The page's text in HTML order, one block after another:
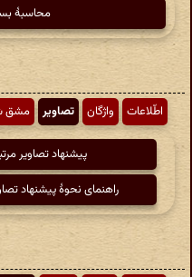
محاسبهٔ
اطّلاعات واژگان تصاویر مشق
پیشنهاد تصاویر
راهنمای نحوهٔ پیشنهاد